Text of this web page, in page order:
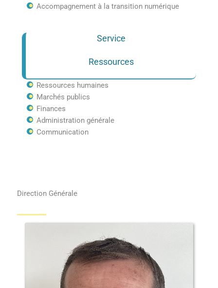
Accompagnement à la transition numérique
Service
Ressources
Ressources humaines
Marchés publics
Finances
Administration générale
Communication
Direction Générale